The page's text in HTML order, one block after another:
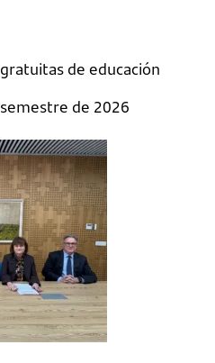
de educación
de 2026